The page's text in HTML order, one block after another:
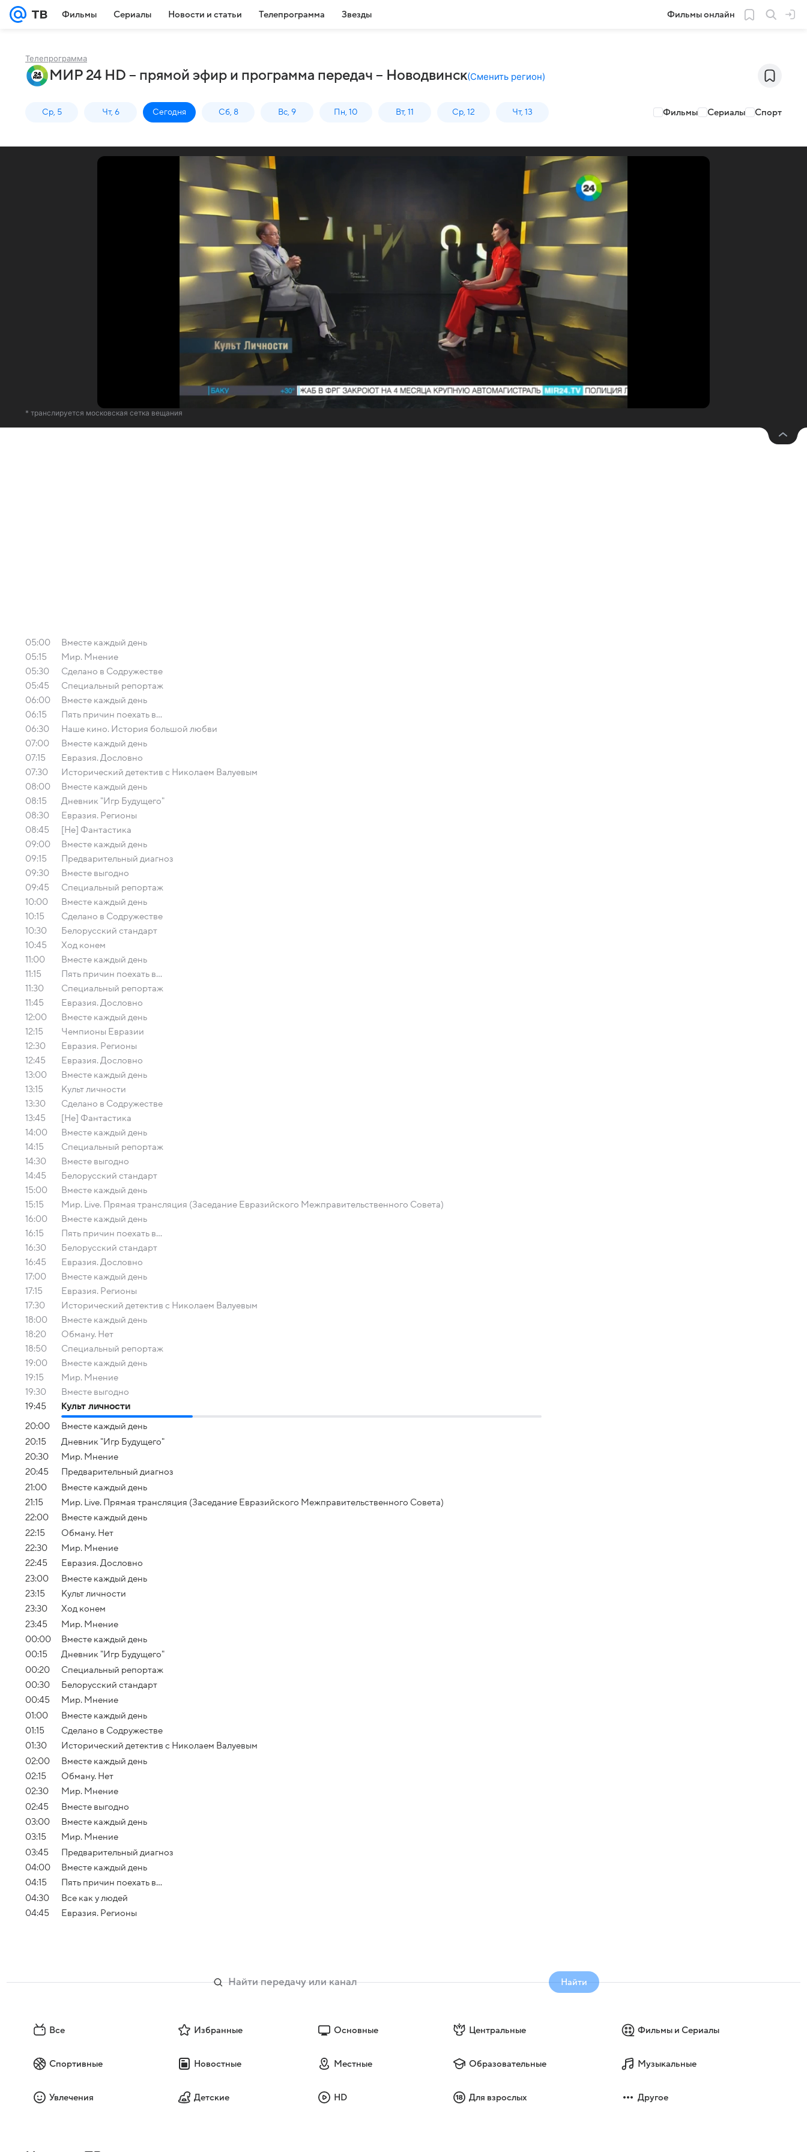
Фильмы Сериалы Новости и статьи Телепрограмма Звезды Фильмы онлайн
Телепрограмма
МИР 24 HD – прямой эфир и программа передач – Новодвинск(Сменить регион)
Ср, 5 Чт, 6 Сегодня Сб, 8 Вс, 9 Пн, 10 Вт, 11 Ср, 12 Чт, 13 Фильмы Сериалы Спорт
* транслируется московская сетка вещания
05:00
Вместе каждый день
05:15
Мир. Мнение
05:30
Сделано в Содружестве
05:45
Специальный репортаж
06:00
Вместе каждый день
06:15
Пять причин поехать в...
06:30
Наше кино. История большой любви
07:00
Вместе каждый день
07:15
Евразия. Дословно
07:30
Исторический детектив с Николаем Валуевым
08:00
Вместе каждый день
08:15
Дневник "Игр Будущего"
08:30
Евразия. Регионы
08:45
[Не] Фантастика
09:00
Вместе каждый день
09:15
Предварительный диагноз
09:30
Вместе выгодно
09:45
Специальный репортаж
10:00
Вместе каждый день
10:15
Сделано в Содружестве
10:30
Белорусский стандарт
10:45
Ход конем
11:00
Вместе каждый день
11:15
Пять причин поехать в...
11:30
Специальный репортаж
11:45
Евразия. Дословно
12:00
Вместе каждый день
12:15
Чемпионы Евразии
12:30
Евразия. Регионы
12:45
Евразия. Дословно
13:00
Вместе каждый день
13:15
Культ личности
13:30
Сделано в Содружестве
13:45
[Не] Фантастика
14:00
Вместе каждый день
14:15
Специальный репортаж
14:30
Вместе выгодно
14:45
Белорусский стандарт
15:00
Вместе каждый день
15:15
Мир. Live. Прямая трансляция (Заседание Евразийского Межправительственного Совета)
16:00
Вместе каждый день
16:15
Пять причин поехать в...
16:30
Белорусский стандарт
16:45
Евразия. Дословно
17:00
Вместе каждый день
17:15
Евразия. Регионы
17:30
Исторический детектив с Николаем Валуевым
18:00
Вместе каждый день
18:20
Обману. Нет
18:50
Специальный репортаж
19:00
Вместе каждый день
19:15
Мир. Мнение
19:30
Вместе выгодно
19:45
Культ личности
20:00
Вместе каждый день
20:15
Дневник "Игр Будущего"
20:30
Мир. Мнение
20:45
Предварительный диагноз
21:00
Вместе каждый день
21:15
Мир. Live. Прямая трансляция (Заседание Евразийского Межправительственного Совета)
22:00
Вместе каждый день
22:15
Обману. Нет
22:30
Мир. Мнение
22:45
Евразия. Дословно
23:00
Вместе каждый день
23:15
Культ личности
23:30
Ход конем
23:45
Мир. Мнение
00:00
Вместе каждый день
00:15
Дневник "Игр Будущего"
00:20
Специальный репортаж
00:30
Белорусский стандарт
00:45
Мир. Мнение
01:00
Вместе каждый день
01:15
Сделано в Содружестве
01:30
Исторический детектив с Николаем Валуевым
02:00
Вместе каждый день
02:15
Обману. Нет
02:30
Мир. Мнение
02:45
Вместе выгодно
03:00
Вместе каждый день
03:15
Мир. Мнение
03:45
Предварительный диагноз
04:00
Вместе каждый день
04:15
Пять причин поехать в...
04:30
Все как у людей
04:45
Евразия. Регионы
Найти
Все Избранные Основные Центральные Фильмы и Сериалы
Спортивные Новостные Местные Образовательные Музыкальные
Увлечения Детские HD Для взрослых Другое